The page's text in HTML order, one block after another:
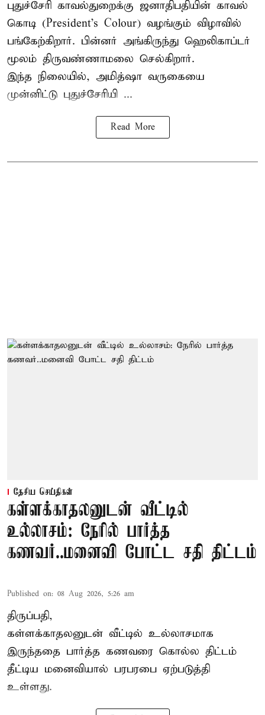
புதுச்சேரி காவல்துறைக்கு ஜனாதிபதியின் காவல்
கொடி (President's Colour) வழங்கும் விழாவில்
பங்கேற்கிறார். பின்னர் அங்கிருந்து ஹெலிகாப்டர்
மூலம் திருவண்ணாமலை செல்கிறார்.
இந்த நிலையில், அமித்ஷா வருகையை
முன்னிட்டு புதுச்சேரியி ...
Read More
தேசிய செய்திகள்
கள்ளக்காதலனுடன் வீட்டில்
உல்லாசம்: நேரில் பார்த்த
கணவர்..மனைவி போட்ட சதி திட்டம்
Published on: 08 Aug 2026, 5:26 am
திருப்பதி,
கள்ளக்காதலனுடன் வீட்டில் உல்லாசமாக
இருந்ததை பார்த்த கணவரை கொல்ல திட்டம்
தீட்டிய மனைவியால் பரபரபை ஏற்படுத்தி
உள்ளது.